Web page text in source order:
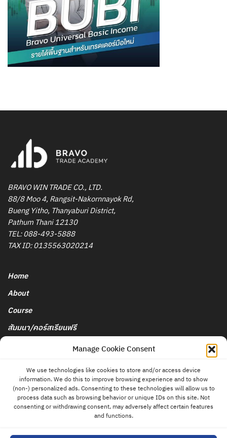
Manage Cookie Consent
We use technologies like cookies to store and/or access device
information. We do this to improve browsing experience and to show
(non-) personalized ads. Consenting to these technologies will allow us to
process data such as browsing behavior or unique IDs on this site. Not
consenting or withdrawing consent, may adversely affect certain features
and functions.
BRAVO WIN TRADE CO., LTD.
88/8 Moo 4, Rangsit-Nakornnayok Rd,
Bueng Yitho, Thanyaburi District,
Pathum Thani 12130
TEL:088-493-5888
TAX ID: 0135563020214
Home
About
Course
สัมมนา/คอร์สเรียนฟรี
นโยบายการยกเลิกและคืนเงิน
Blog & News
Store
Contact
แอดมิน